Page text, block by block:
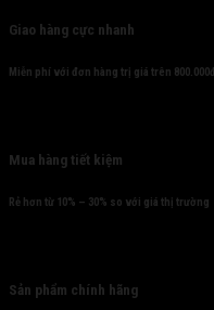
Giao hàng cực nhanh
Miễn phí với đơn hàng trị giá trên 800.000đ
Mua hàng tiết kiệm
Rẻ hơn từ 10% – 30% so với giá thị trường
Sản phẩm chính hãng